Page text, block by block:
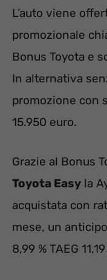
L’auto viene
promozionale
Bonus Toyota e
In alternativa
promozione con
15.950 euro.
Grazie al Bonus
Toyota Easy la
acquistata con
mese, un
8,99 % TAEG